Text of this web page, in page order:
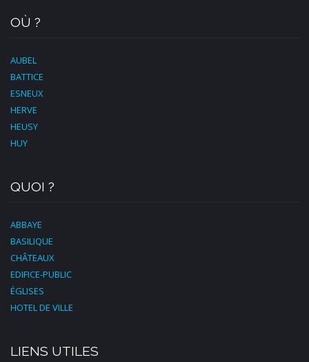
OÙ ?
AUBEL
BATTICE
ESNEUX
HERVE
HEUSY
HUY
QUOI ?
ABBAYE
BASILIQUE
CHÂTEAUX
EDIFICE-PUBLIC
ÉGLISES
HOTEL DE VILLE
LIENS UTILES